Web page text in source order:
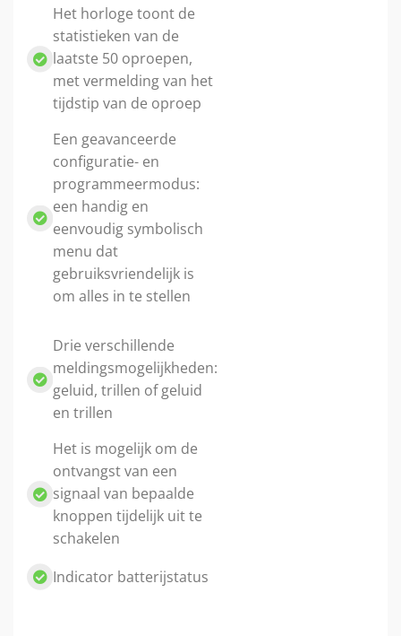
Het horloge toont de
statistieken van de
laatste 50 oproepen,
met vermelding van het
tijdstip van de oproep
Een geavanceerde
configuratie- en
programmeermodus:
een handig en
eenvoudig symbolisch
menu dat
gebruiksvriendelijk is
om alles in te stellen
Drie verschillende
meldingsmogelijkheden:
geluid, trillen of geluid
en trillen
Het is mogelijk om de
ontvangst van een
signaal van bepaalde
knoppen tijdelijk uit te
schakelen
Indicator batterijstatus